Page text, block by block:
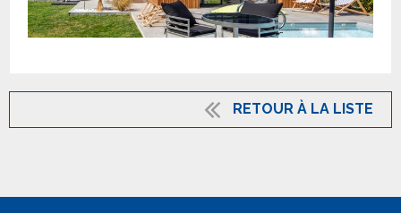
RETOUR À LA LISTE